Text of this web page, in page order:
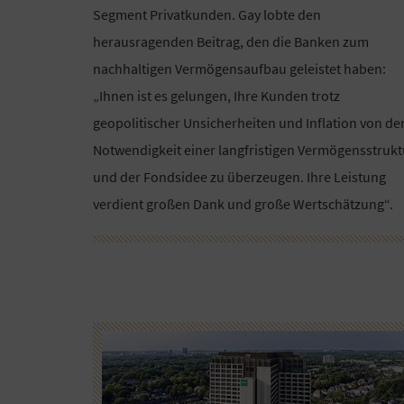
Segment Privatkunden. Gay lobte den
herausragenden Beitrag, den die Banken zum
nachhaltigen Vermögensaufbau geleistet haben:
„Ihnen ist es gelungen, Ihre Kunden trotz
geopolitischer Unsicherheiten und Inflation von
Notwendigkeit einer langfristigen
und der Fondsidee zu überzeugen. Ihre Leistung
verdient großen Dank und große Wertschätzung“.